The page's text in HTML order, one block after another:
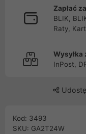
Zapłać
BLIK,
Raty,
Wysyłka
InPost,
Kod: 3493
SKU: GA2T24W